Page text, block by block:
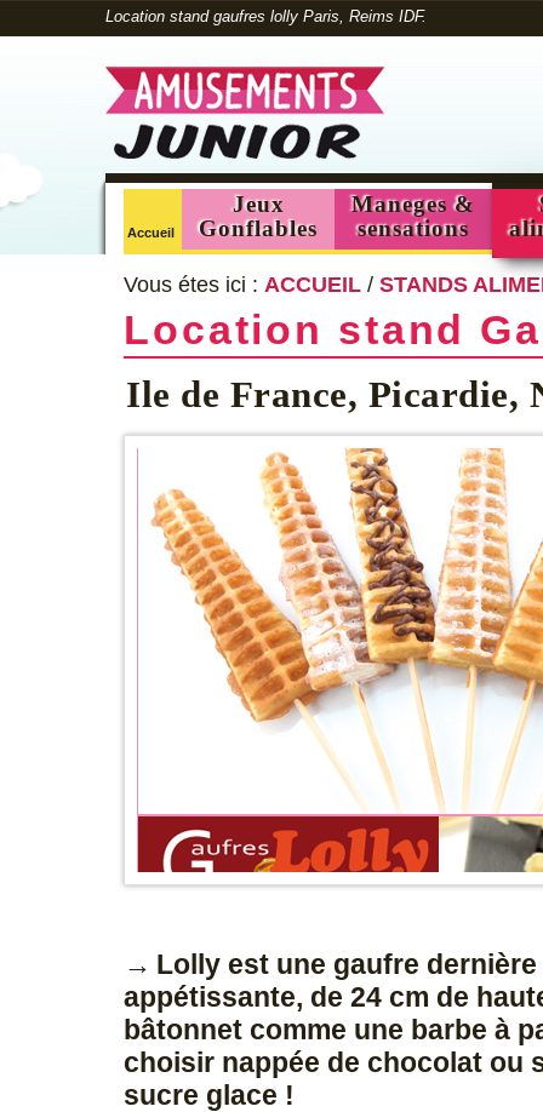
Location stand gaufres lolly Paris, Reims IDF.
Accueil
Jeux
Gonflables
Maneges &
sensations
Vous étes ici : ACCUEIL / STANDS
Location stand
Ile de France, Picardie,
Lolly est une gaufre
appétissante, de 24 cm de
bâtonnet comme une barbe à
choisir nappée de chocolat ou
sucre glace !